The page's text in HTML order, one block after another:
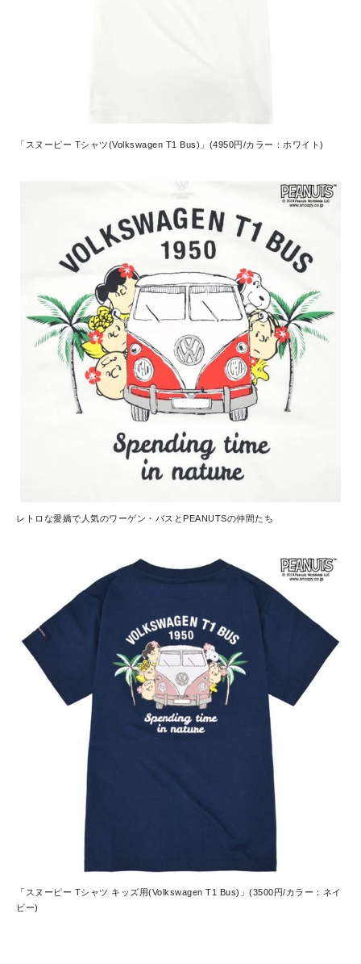
「スヌーピー Tシャツ(Volkswagen T1 Bus)」(4950円/カラー：ホワイト)
レトロな愛嬌で人気のワーゲン・バスとPEANUTSの仲間たち
「スヌーピー Tシャツ キッズ用(Volkswagen T1 Bus)」(3500円/カラー：ネイ
ビー)